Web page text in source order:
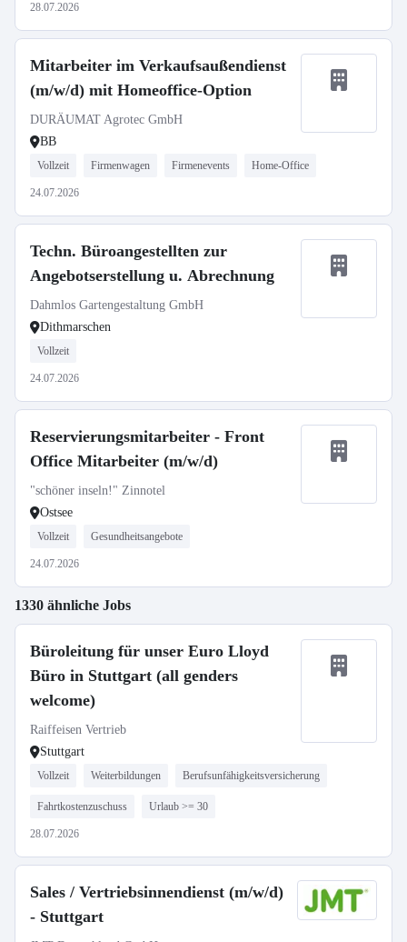
28.07.2026
Mitarbeiter im Verkaufsaußendienst
(m/w/d) mit Homeoffice-Option
DURÄUMAT Agrotec GmbH
BB
Vollzeit Firmenwagen Firmenevents Home-Office
24.07.2026
Techn. Büroangestellten zur
Angebotserstellung u. Abrechnung
Dahmlos Gartengestaltung GmbH
Dithmarschen
Vollzeit
24.07.2026
Reservierungsmitarbeiter - Front
Office Mitarbeiter (m/w/d)
"schöner inseln!" Zinnotel
Ostsee
Vollzeit Gesundheitsangebote
24.07.2026
1330 ähnliche Jobs
Büroleitung für unser Euro Lloyd
Büro in Stuttgart (all genders
welcome)
Raiffeisen Vertrieb
Stuttgart
Vollzeit Weiterbildungen Berufsunfähigkeitsversicherung
Fahrtkostenzuschuss Urlaub >= 30
28.07.2026
Sales / Vertriebsinnendienst (m/w/d)
- Stuttgart